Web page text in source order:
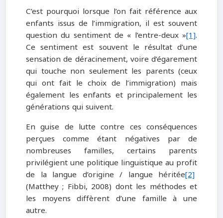
C’est pourquoi lorsque l’on fait référence aux
enfants issus de l’immigration, il est souvent
question du sentiment de « l’entre-deux »[1].
Ce sentiment est souvent le résultat d’une
sensation de déracinement, voire d’égarement
qui touche non seulement les parents (ceux
qui ont fait le choix de l’immigration) mais
également les enfants et principalement les
générations qui suivent.
En guise de lutte contre ces conséquences
perçues comme étant négatives par de
nombreuses familles, certains parents
privilégient une politique linguistique au profit
de la langue d’origine / langue héritée[2]
(Matthey ; Fibbi, 2008) dont les méthodes et
les moyens diffèrent d’une famille à une
autre.